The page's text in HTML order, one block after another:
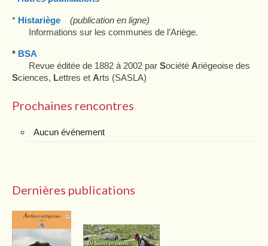
* Histariège
(publication en ligne)
Informations sur les communes de l’Ariège.
* BSA
Revue éditée de 1882 à 2002 par Société Ariégeoise des
Sciences, Lettres et Arts (SASLA)
Prochaines rencontres
Aucun événement
Dernières publications